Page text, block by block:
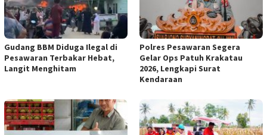
Gudang BBM Diduga Ilegal di
Pesawaran Terbakar Hebat,
Langit Menghitam
Polres Pesawaran Segera
Gelar Ops Patuh Krakatau
2026, Lengkapi Surat
Kendaraan